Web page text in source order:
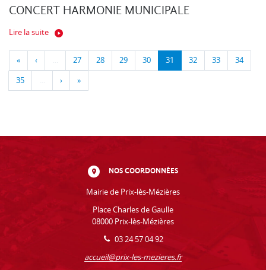
CONCERT HARMONIE MUNICIPALE
Lire la suite
« ‹ … 27 28 29 30 31 32 33 34
35 … › »
NOS COORDONNÉES
Mairie de Prix-lès-Mézières
Place Charles de Gaulle
08000 Prix-lès-Mézières
03 24 57 04 92
accueil@prix-les-mezieres.fr